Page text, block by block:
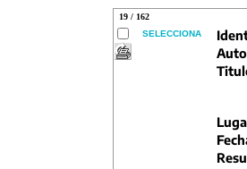
19 / 162
SELECCIONA